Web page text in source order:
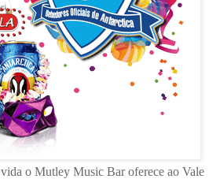
o Mutley Music Bar oferece ao Vale